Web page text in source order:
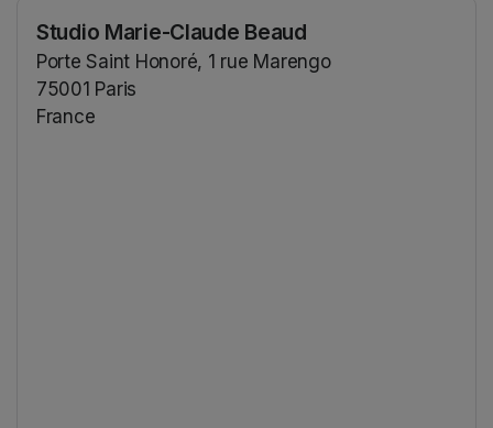
Studio Marie-Claude Beaud
Porte Saint Honoré, 1 rue Marengo
75001 Paris
France